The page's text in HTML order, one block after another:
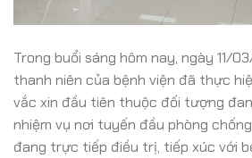
Trong buổi sáng hôm nay, ngày 11/
thanh niên của bệnh viện đã thực
vắc xin đầu tiên thuộc đối tượng
nhiệm vụ nơi tuyến đầu phòng
đang trực tiếp điều trị, tiếp xúc với